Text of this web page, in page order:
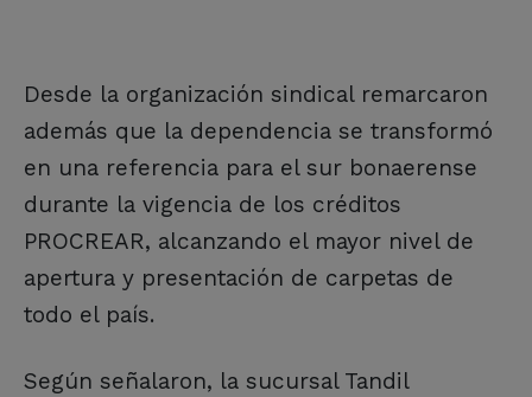
Desde la organización sindical remarcaron
además que la dependencia se transformó
en una referencia para el sur bonaerense
durante la vigencia de los créditos
PROCREAR, alcanzando el mayor nivel de
apertura y presentación de carpetas de
todo el país.
Según señalaron, la sucursal Tandil